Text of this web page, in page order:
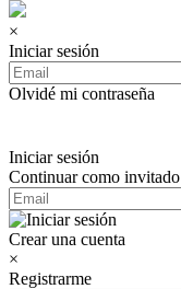
×
Iniciar sesión
Olvidé mi contraseña
Iniciar sesión
Continuar como invitado
Crear una cuenta
×
Registrarme